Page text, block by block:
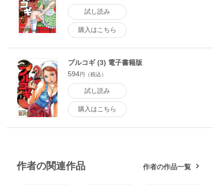
試し読み
購入はこちら
プルコギ (3) 電子書籍版
594円（税込）
試し読み
購入はこちら
作者の関連作品 作者の作品一覧